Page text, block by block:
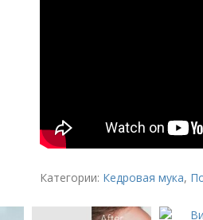
Категории: Кедровая мука,